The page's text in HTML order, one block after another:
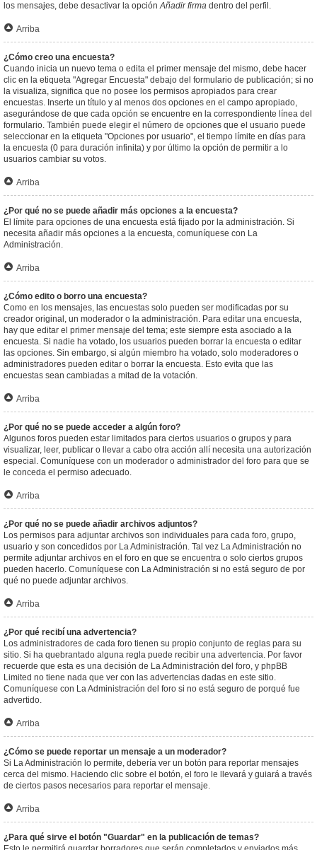
los mensajes, debe desactivar la opciónAñadir firma dentro del perfil.
Arriba
¿Cómo creo una encuesta?
Cuando inicia un nuevo tema o edita el primer mensaje del mismo, debe hacer
clic en la etiqueta "Agregar Encuesta" debajo del formulario de publicación; si no
la visualiza, significa que no posee los permisos apropiados para crear
encuestas. Inserte un título y al menos dos opciones en el campo apropiado,
asegurándose de que cada opción se encuentre en la correspondiente línea del
formulario. También puede elegir el número de opciones que el usuario puede
seleccionar en la etiqueta "Opciones por usuario", el tiempo límite en días para
la encuesta (0 para duración infinita) y por último la opción de permitir a lo
usuarios cambiar su votos.
Arriba
¿Por qué no se puede añadir más opciones a la encuesta?
El límite para opciones de una encuesta está fijado por la administración. Si
necesita añadir más opciones a la encuesta, comuníquese con La
Administración.
Arriba
¿Cómo edito o borro una encuesta?
Como en los mensajes, las encuestas solo pueden ser modificadas por su
creador original, un moderador o la administración. Para editar una encuesta,
hay que editar el primer mensaje del tema; este siempre esta asociado a la
encuesta. Si nadie ha votado, los usuarios pueden borrar la encuesta o editar
las opciones. Sin embargo, si algún miembro ha votado, solo moderadores o
administradores pueden editar o borrar la encuesta. Esto evita que las
encuestas sean cambiadas a mitad de la votación.
Arriba
¿Por qué no se puede acceder a algún foro?
Algunos foros pueden estar limitados para ciertos usuarios o grupos y para
visualizar, leer, publicar o llevar a cabo otra acción allí necesita una autorización
especial. Comuníquese con un moderador o administrador del foro para que se
le conceda el permiso adecuado.
Arriba
¿Por qué no se puede añadir archivos adjuntos?
Los permisos para adjuntar archivos son individuales para cada foro, grupo,
usuario y son concedidos por La Administración. Tal vez La Administración no
permite adjuntar archivos en el foro en que se encuentra o solo ciertos grupos
pueden hacerlo. Comuníquese con La Administración si no está seguro de por
qué no puede adjuntar archivos.
Arriba
¿Por qué recibí una advertencia?
Los administradores de cada foro tienen su propio conjunto de reglas para su
sitio. Si ha quebrantado alguna regla puede recibir una advertencia. Por favor
recuerde que esta es una decisión de La Administración del foro, y phpBB
Limited no tiene nada que ver con las advertencias dadas en este sitio.
Comuníquese con La Administración del foro si no está seguro de porqué fue
advertido.
Arriba
¿Cómo se puede reportar un mensaje a un moderador?
Si La Administración lo permite, debería ver un botón para reportar mensajes
cerca del mismo. Haciendo clic sobre el botón, el foro le llevará y guiará a través
de ciertos pasos necesarios para reportar el mensaje.
Arriba
¿Para qué sirve el botón "Guardar" en la publicación de temas?